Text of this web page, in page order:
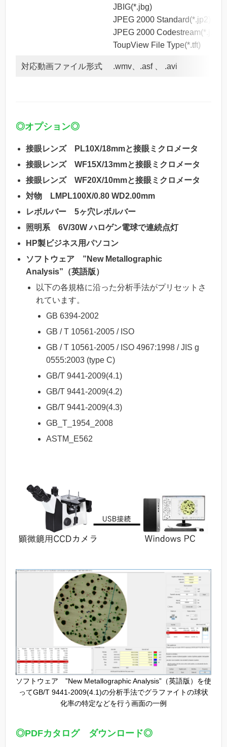
JBIG(*.jbg)
JPEG 2000 Standard(*.jp2)
JPEG 2000 Codestream(*.j2k)
ToupView File Type(*.tft)
対応動画ファイル形式 .wmv、.asf 、 .avi
◎オプション◎
接眼レンズ PL10X/18mmと接眼ミクロメータ
接眼レンズ WF15X/13mmと接眼ミクロメータ
接眼レンズ WF20X/10mmと接眼ミクロメータ
対物 LMPL100X/0.80 WD2.00mm
レボルバー 5ヶ穴レボルバー
照明系 6V/30W ハロゲン電球で連続点灯
HP製ビジネス用パソコン
ソフトウェア ”New Metallographic
Analysis”（英語版）
以下の各規格に沿った分析手法がプリセットさ
れています。
GB 6394-2002
GB / T 10561-2005 / ISO
GB / T 10561-2005 / ISO 4967:1998 / JIS g
0555:2003 (type C)
GB/T 9441-2009(4.1)
GB/T 9441-2009(4.2)
GB/T 9441-2009(4.3)
GB_T_1954_2008
ASTM_E562
ソフトウェア ”New Metallographic Analysis”（英語版）を使
ってGB/T 9441-2009(4.1)の分析手法でグラファイトの球状
化率の特定などを行う画面の一例
◎PDFカタログ ダウンロード◎